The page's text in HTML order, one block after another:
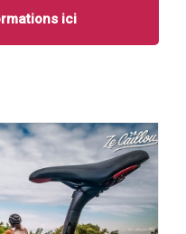
ici